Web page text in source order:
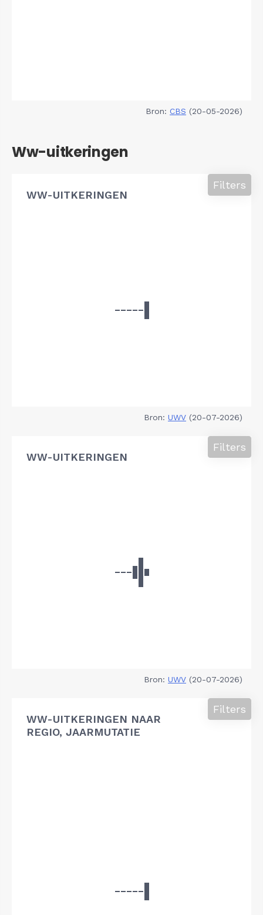
Bron: CBS (20-05-2026)
Ww-uitkeringen
WW-UITKERINGEN
Filters
Bron: UWV (20-07-2026)
WW-UITKERINGEN
Filters
Bron: UWV (20-07-2026)
WW-UITKERINGEN NAAR
REGIO, JAARMUTATIE
Filters